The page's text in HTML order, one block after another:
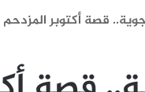
قصة أكتوبر